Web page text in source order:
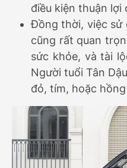
điều kiện thuận lợi
Đồng thời, việc sử
cũng rất quan
sức khỏe, và tài
Người tuổi Tân
đỏ, tím, hoặc